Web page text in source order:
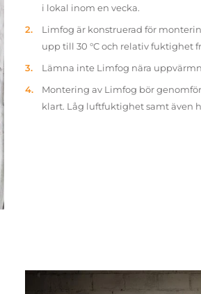
i lokal inom en vecka.
Limfog är konstruerad för
upp till 30 °C och relativ fuktighet
Lämna inte Limfog nära
Montering av Limfog bör
klart. Låg luftfuktighet samt även